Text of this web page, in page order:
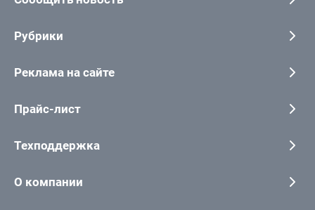
Рубрики
Реклама на сайте
Прайс-лист
Техподдержка
О компании